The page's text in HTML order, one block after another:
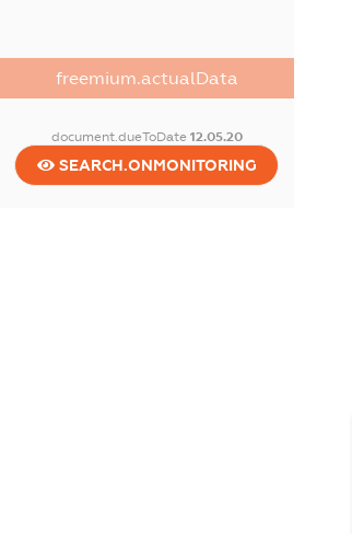
freemium.actualData
document.dueToDate 12.05.20
SEARCH.ONMONITORING